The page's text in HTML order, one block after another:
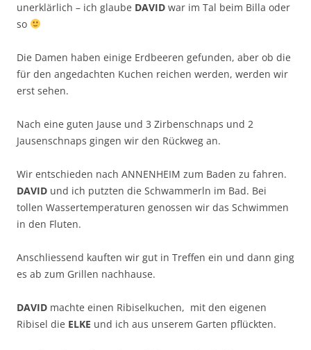
unerklärlich – ich glaube DAVID war im Tal beim Billa oder
so
Die Damen haben einige Erdbeeren gefunden, aber ob die
für den angedachten Kuchen reichen werden, werden wir
erst sehen.
Nach eine guten Jause und 3 Zirbenschnaps und 2
Jausenschnaps gingen wir den Rückweg an.
Wir entschieden nach ANNENHEIM zum Baden zu fahren.
DAVID und ich putzten die Schwammerln im Bad. Bei
tollen Wassertemperaturen genossen wir das Schwimmen
in den Fluten.
Anschliessend kauften wir gut in Treffen ein und dann ging
es ab zum Grillen nachhause.
DAVID machte einen Ribiselkuchen, mit den eigenen
Ribisel die ELKE und ich aus unserem Garten pflückten.